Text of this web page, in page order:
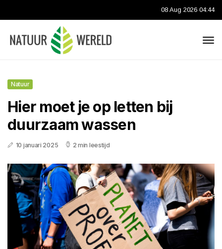
08 Aug 2026 04:44
Natuur
Hier moet je op letten bij
duurzaam wassen
10 januari 2025 2 min leestijd